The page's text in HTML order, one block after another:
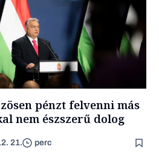
pénzt felvenni más
nem észszerű dolog
21. perc